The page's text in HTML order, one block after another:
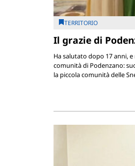
TERRITORIO
Il grazie di
Ha salutato dopo 17 anni,
comunità di Podenzano:
la piccola comunità delle